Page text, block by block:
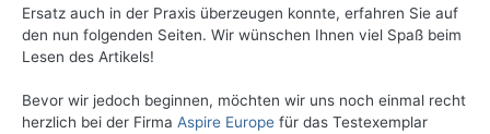
Ersatz auch in der Praxis überzeugen konnte, erfahren Sie auf
den nun folgenden Seiten. Wir wünschen Ihnen viel Spaß beim
Lesen des Artikels!
Bevor wir jedoch beginnen, möchten wir uns noch einmal recht
herzlich bei der Firma Aspire Europe für das Testexemplar